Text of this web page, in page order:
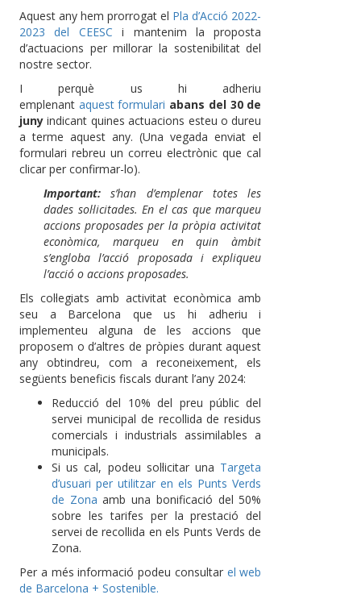
Aquest any hem prorrogat el Pla d’Acció 2022-
2023 del CEESC i mantenim la proposta
d’actuacions per millorar la sostenibilitat del
nostre sector.
I perquè us hi adheriu
emplenant aquest formulari abans del 30 de
juny indicant quines actuacions esteu o dureu
a terme aquest any. (Una vegada enviat el
formulari rebreu un correu electrònic que cal
clicar per confirmar-lo).
Important: s’han d’emplenar totes les
dades sol·licitades. En el cas que marqueu
accions proposades per la pròpia activitat
econòmica, marqueu en quin àmbit
s’engloba l’acció proposada i expliqueu
l’acció o accions proposades.
Els col·legiats amb activitat econòmica amb
seu a Barcelona que us hi adheriu i
implementeu alguna de les accions que
proposem o d’altres de pròpies durant aquest
any obtindreu, com a reconeixement, els
següents beneficis fiscals durant l’any 2024:
Reducció del 10% del preu públic del
servei municipal de recollida de residus
comercials i industrials assimilables a
municipals.
Si us cal, podeu sol·licitar una Targeta
d’usuari per utilitzar en els Punts Verds
de Zona amb una bonificació del 50%
sobre les tarifes per la prestació del
servei de recollida en els Punts Verds de
Zona.
Per a més informació podeu consultar el web
de Barcelona + Sostenible.